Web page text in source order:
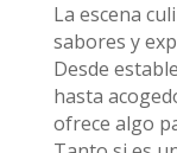
La escena
sabores y
Desde
hasta
ofrece algo